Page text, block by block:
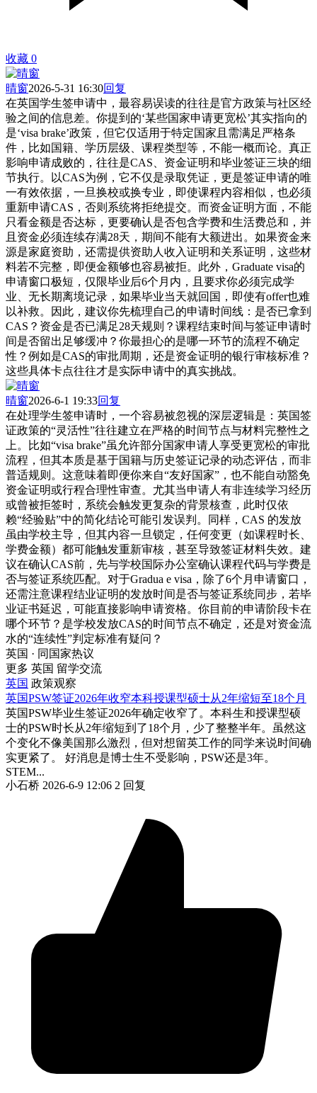
收藏 0
晴窗2026-5-31 16:30回复
在英国学生签申请中，最容易误读的往往是官方政策与社区经
验之间的信息差。你提到的‘某些国家申请更宽松’其实指向的
是‘visa brake’政策，但它仅适用于特定国家且需满足严格条
件，比如国籍、学历层级、课程类型等，不能一概而论。真正
影响申请成败的，往往是CAS、资金证明和毕业签证三块的细
节执行。以CAS为例，它不仅是录取凭证，更是签证申请的唯
一有效依据，一旦换校或换专业，即使课程内容相似，也必须
重新申请CAS，否则系统将拒绝提交。而资金证明方面，不能
只看金额是否达标，更要确认是否包含学费和生活费总和，并
且资金必须连续存满28天，期间不能有大额进出。如果资金来
源是家庭资助，还需提供资助人收入证明和关系证明，这些材
料若不完整，即便金额够也容易被拒。此外，Graduate visa的
申请窗口极短，仅限毕业后6个月内，且要求你必须完成学
业、无长期离境记录，如果毕业当天就回国，即使有offer也难
以补救。因此，建议你先梳理自己的申请时间线：是否已拿到
CAS？资金是否已满足28天规则？课程结束时间与签证申请时
间是否留出足够缓冲？你最担心的是哪一环节的流程不确定
性？例如是CAS的审批周期，还是资金证明的银行审核标准？
这些具体卡点往往才是实际申请中的真实挑战。
晴窗2026-6-1 19:33回复
在处理学生签申请时，一个容易被忽视的深层逻辑是：英国签
证政策的“灵活性”往往建立在严格的时间节点与材料完整性之
上。比如“visa brake”虽允许部分国家申请人享受更宽松的审批
流程，但其本质是基于国籍与历史签证记录的动态评估，而非
普适规则。这意味着即便你来自“友好国家”，也不能自动豁免
资金证明或行程合理性审查。尤其当申请人有非连续学习经历
或曾被拒签时，系统会触发更复杂的背景核查，此时仅依
赖“经验贴”中的简化结论可能引发误判。同样，CAS 的发放
虽由学校主导，但其内容一旦锁定，任何变更（如课程时长、
学费金额）都可能触发重新审核，甚至导致签证材料失效。建
议在确认CAS前，先与学校国际办公室确认课程代码与学费是
否与签证系统匹配。对于Gradua e visa，除了6个月申请窗口，
还需注意课程结业证明的发放时间是否与签证系统同步，若毕
业证书延迟，可能直接影响申请资格。你目前的申请阶段卡在
哪个环节？是学校发放CAS的时间节点不确定，还是对资金流
水的“连续性”判定标准有疑问？
英国 · 同国家热议
更多 英国 留学交流
英国 政策观察
英国PSW签证2026年收窄本科授课型硕士从2年缩短至18个月
英国PSW毕业生签证2026年确定收窄了。本科生和授课型硕
士的PSW时长从2年缩短到了18个月，少了整整半年。虽然这
个变化不像美国那么激烈，但对想留英工作的同学来说时间确
实更紧了。 好消息是博士生不受影响，PSW还是3年。
STEM...
小石桥 2026-6-9 12:06 2 回复